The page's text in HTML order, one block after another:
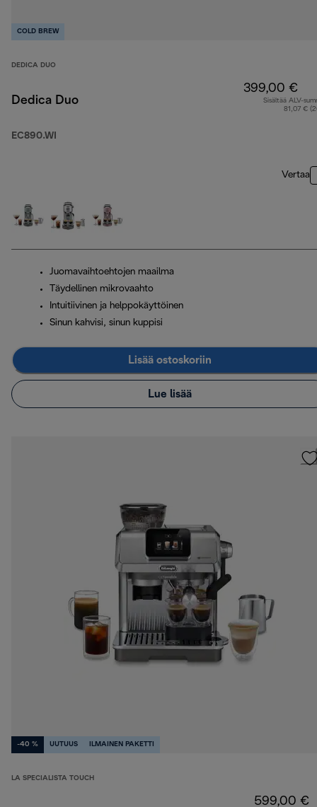
COLD BREW
DEDICA DUO
Dedica Duo
EC890.WI
399,00 €
Sisältää ALV-
81,07 €
Vertaa
Juomavaihtoehtojen maailma
Täydellinen mikrovaahto
Intuitiivinen ja helppokäyttöinen
Sinun kahvisi, sinun kuppisi
Lisää ostoskoriin
Lue lisää
-40 % UUTUUS ILMAINEN PAKETTI
LA SPECIALISTA TOUCH
599,00 €